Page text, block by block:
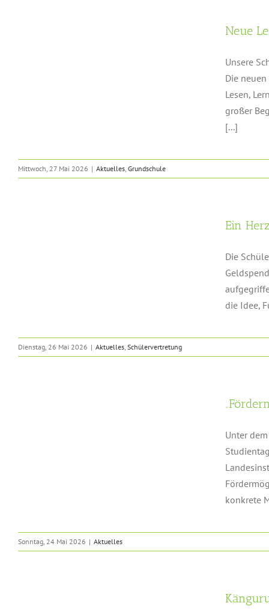
Neue
Unsere
Die
Lesen,
großer
[...]
Mittwoch, 27 Mai 2026 | Aktuelles, Grundschule
Ein
Die
die Idee,
Dienstag, 26 Mai 2026 | Aktuelles, Schülervertretung
Unter
konkrete
Sonntag, 24 Mai 2026 | Aktuelles